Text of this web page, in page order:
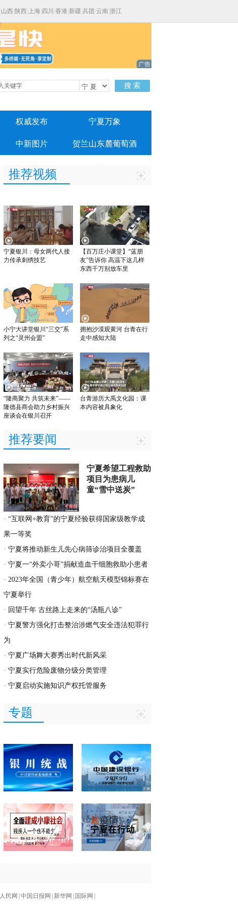
山西 陕西 上海 四川 香港 新疆 兵团 云南 浙江
搜 索
权威发布 宁夏万象
中新图片 贺兰山东麓葡萄酒
推荐视频
宁夏银川：母女两代人接
力传承刺绣技艺
【百万庄小课堂】“蓝朋
友”告诉你 高温下这几样
东西千万别放车里
小宁大讲堂银川“三交”系
列之“灵州会盟”
拥抱沙漠观黄河 台青在行
走中感知大陆
“隆商聚力 共筑未来”——
隆德县商会助力乡村振兴
座谈会在银川召开
台青游历大禹文化园：课
本内容被具象化
推荐要闻
宁夏希望工程救助
项目为患病儿
童“雪中送炭”
· “互联网+教育”的宁夏经验获得国家级教学成
果一等奖
· 宁夏将推动新生儿先心病筛诊治项目全覆盖
· 宁夏一“外卖小哥”捐献造血干细胞救助小患者
· 2023年全国（青少年）航空航天模型锦标赛在
宁夏举行
· 回望千年 古丝路上走来的“汤瓶八诊”
· 宁夏警方强化打击整治涉燃气安全违法犯罪行
为
· 宁夏广场舞大赛秀出时代新风采
· 宁夏实行危险废物分级分类管理
· 宁夏启动实施知识产权托管服务
专题
人民网 中国日报网 新华网 国际网